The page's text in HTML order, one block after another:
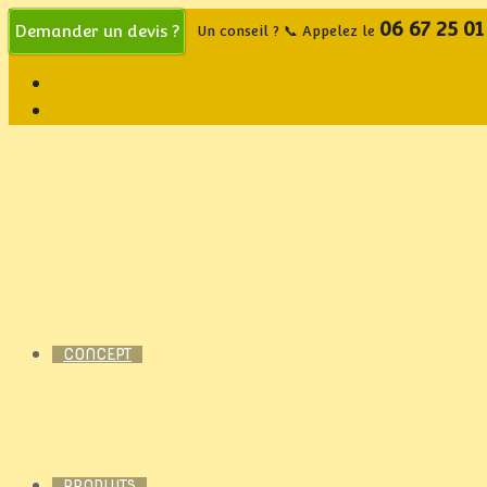
Demander un devis ? Un conseil ? 📞 Appelez le 06 67 25
CONCEPT